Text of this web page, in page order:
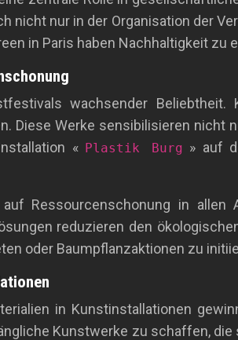
nicht nur in der Organisation der
in Paris haben Nachhaltigkeit
wachsender Beliebtheit.
Diese Werke sensibilisieren
« Plastik Burg » auf
Ressourcenschonung in
reduzieren den
oder Baumpflanzaktionen zu
in Kunstinstallationen
Kunstwerke zu schaffen,